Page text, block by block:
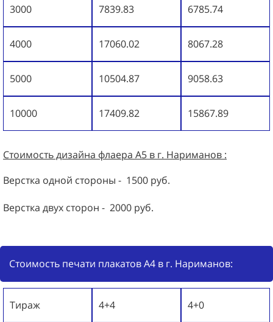
3000 7839.83 6785.74
4000 17060.02 8067.28
5000 10504.87 9058.63
10000 17409.82 15867.89
Стоимость дизайна флаера А5 в г. Нариманов :
Верстка одной стороны - 1500 руб.
Верстка двух сторон - 2000 руб.
Стоимость печати плакатов А4 в г. Нариманов:
Тираж 4+4 4+0